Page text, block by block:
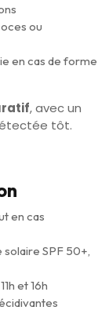
ou
en cas de forme
, avec un
tôt.
en cas
solaire SPF 50+,
et 16h